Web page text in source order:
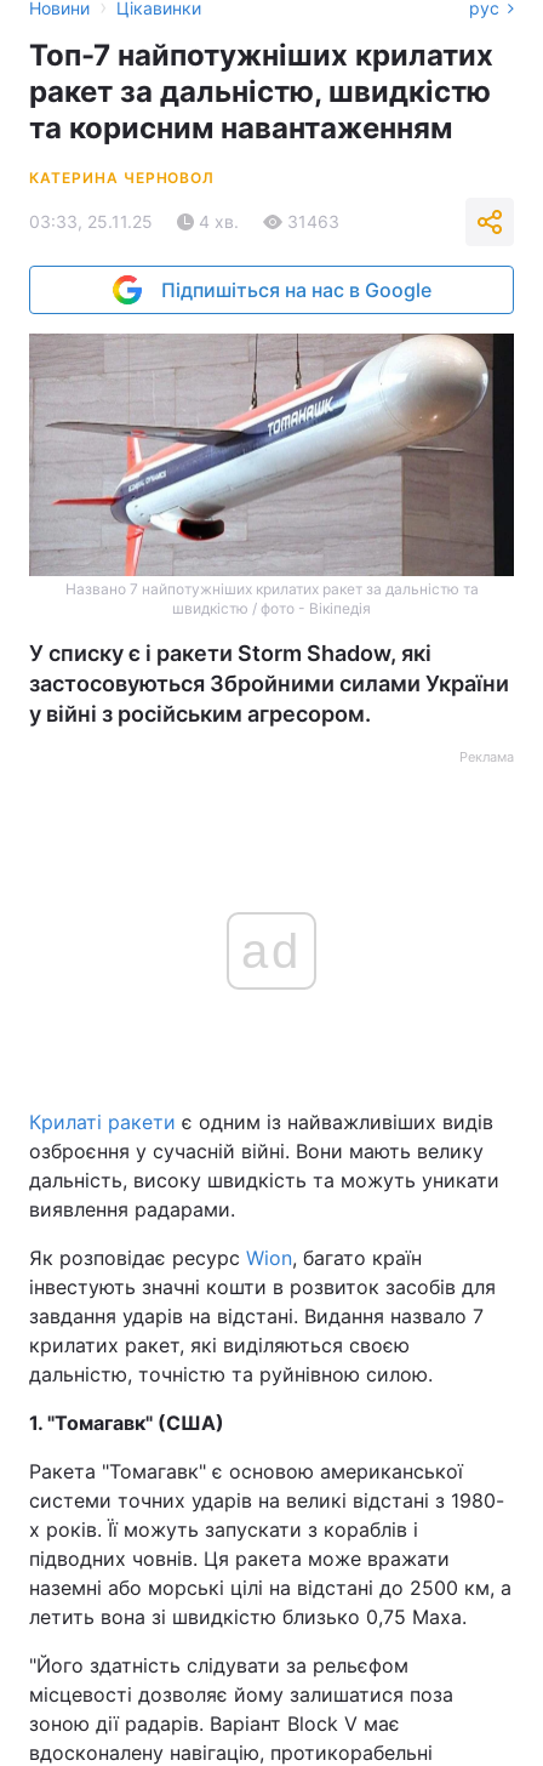
Новини › Цікавинки рус
Топ-7 найпотужніших крилатих
ракет за дальністю, швидкістю
та корисним навантаженням
КАТЕРИНА ЧЕРНОВОЛ
03:33, 25.11.25 4 хв. 31463
Підпишіться на нас в Google
Названо 7 найпотужніших крилатих ракет за дальністю та
швидкістю / фото - Вікіпедія
У списку є і ракети Storm Shadow, які
застосовуються Збройними силами України
у війні з російським агресором.
Реклама
ad
Крилаті ракети є одним із найважливіших видів
озброєння у сучасній війні. Вони мають велику
дальність, високу швидкість та можуть уникати
виявлення радарами.
Як розповідає ресурс Wion, багато країн
інвестують значні кошти в розвиток засобів для
завдання ударів на відстані. Видання назвало 7
крилатих ракет, які виділяються своєю
дальністю, точністю та руйнівною силою.
1. "Томагавк" (США)
Ракета "Томагавк" є основою американської
системи точних ударів на великі відстані з 1980-
х років. Її можуть запускати з кораблів і
підводних човнів. Ця ракета може вражати
наземні або морські цілі на відстані до 2500 км, а
летить вона зі швидкістю близько 0,75 Маха.
"Його здатність слідувати за рельєфом
місцевості дозволяє йому залишатися поза
зоною дії радарів. Варіант Block V має
вдосконалену навігацію, протикорабельні